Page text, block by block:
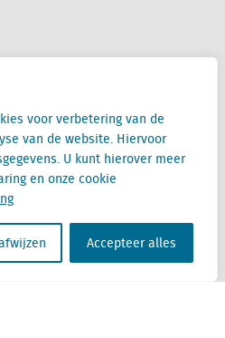
voor verbetering van de
van de website. Hiervoor
U kunt hierover meer
en onze cookie
Accepteer alles